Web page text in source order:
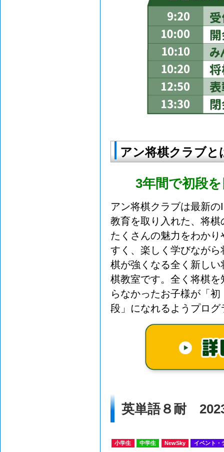
アン将棋クラブと
3年間で初段
アン将棋クラブは最新の
教育を取り入れた、将棋
たくさんの魅力をわかり
すく、楽しく学びながら
棋が強くなる全く新しい
棋教室です。全く将棋を
らなかったお子様が「初
段」になれるようプロ
英単語８耐
小学生 中学生 NewSky イベント・